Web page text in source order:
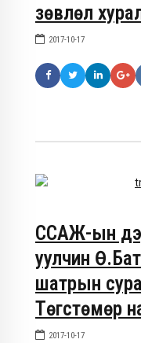
зөвлөл
2017-10-17
ССАЖ-ын
уулчин
шатрын
Төгстөмөр
2017-10-17